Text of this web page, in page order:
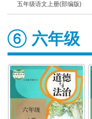
五年级语文上册(部编版)
六年级